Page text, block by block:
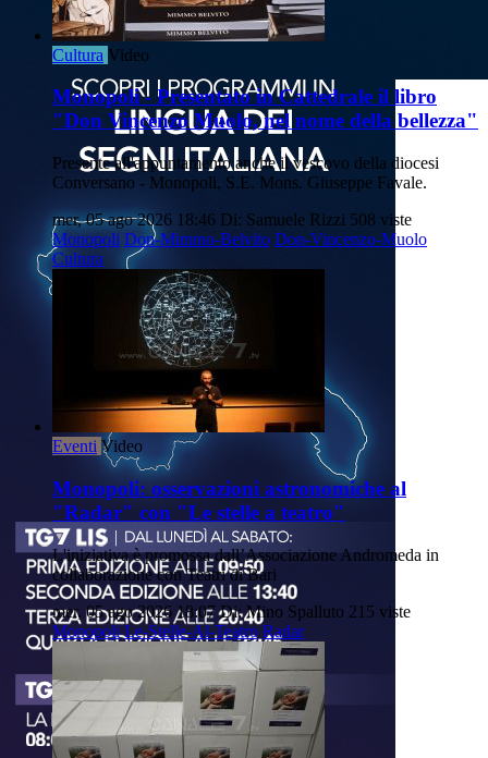
Cultura Video
Monopoli - Presentato in Cattedrale il libro
"Don Vincenzo Muolo, nel nome della bellezza"
Presente all'appuntamento anche il vescovo della diocesi
Conversano - Monopoli, S.E. Mons. Giuseppe Favale.
mer, 05 ago 2026 18:46 Di: Samuele Rizzi 508 viste
Monopoli Don-Mimmo-Belvito Don-Vincenzo-Muolo
Cultura
Eventi Video
Monopoli: osservazioni astronomiche al
"Radar" con "Le stelle a teatro"
L'iniziativa è promossa dall’Associazione Andromeda in
collaborazione con Teatri di Bari
mer, 05 ago 2026 18:07 Di: Mino Spalluto 215 viste
Monopoli Le-Stelle-Al-Teatro Radar